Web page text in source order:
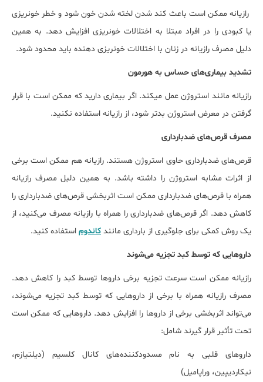
رازیانه ممکن است باعث کند شدن لخته شدن خون شود و خطر خونریزی
یا کبودی را در افراد مبتلا به اختلالات خونریزی افزایش دهد. به همین
دلیل مصرف رازیانه در زنان با اختلالات خونریزی دهنده باید محدود شود.
تشدید بیماری‌های حساس به هورمون
رازیانه مانند استروژن عمل می‎کند. اگر بیماری دارید که ممکن است با قرار
گرفتن در معرض استروژن بدتر شود، از رازیانه استفاده نکنید.
مصرف قرص‌های ضدبارداری
قرص‌های ضدبارداری حاوی استروژن هستند. رازیانه هم ممکن است برخی
از اثرات مشابه استروژن را داشته باشد. به همین دلیل مصرف رازیانه
همراه با قرص‌های ضدبارداری ممکن است اثربخشی قرص‌های ضدبارداری را
کاهش دهد. اگر قرص‌های ضدبارداری را همراه با رازیانه مصرف می‌کنید، از
یک روش کمکی برای جلوگیری از بارداری مانند کاندوم استفاده کنید.
داروهایی که توسط کبد تجزیه می‌شوند
رازیانه ممکن است سرعت تجزیه برخی داروها توسط کبد را کاهش دهد.
مصرف رازیانه همراه با برخی از داروهایی که توسط کبد تجزیه می‌شوند،
می‌تواند اثربخشی برخی از داروها را افزایش دهد. داروهایی که ممکن است
تحت تأثیر قرار گیرند شامل:
داروهای قلبی به نام مسدودکننده‌های کانال کلسیم (دیلتیازم،
نیکاردیپین، وراپامیل)